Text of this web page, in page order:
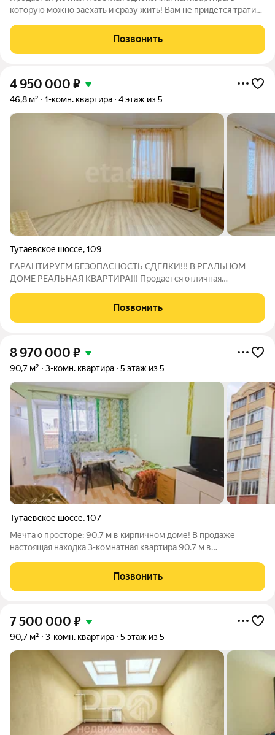
которую можно заехать и сразу жить! Вам не придется тратить
Безопасность: Полностью заменена электропроводка на
качественную и безопасную
Позвонить
4 950 000 ₽
46,8 м² 1-комн. квартира 4 этаж из 5
Тутаевское шоссе,109
ГАРАНТИРУЕМ БЕЗОПАСНОСТЬ СДЕЛКИ!!! В РЕАЛЬНОМ
ДОМЕ РЕАЛЬНАЯ КВАРТИРА!!! Продается отличная
Кирпичный дом, середина дома, 4й этаж. Квартира очень
просторная, светлая и уютная. С косметическим
Позвонить
8 970 000 ₽
90,7 м² 3-комн. квартира 5 этаж из 5
Тутаевское шоссе,107
Мечта о просторе: 90.7 м в кирпичном доме! В продаже
настоящая находка 3-комнатная квартира 90.7 м в
очень надежно. Никаких сюрпризов от соседей и коммуналки
всё центральное. Что внутри:
Позвонить
7 500 000 ₽
90,7 м² 3-комн. квартира 5 этаж из 5